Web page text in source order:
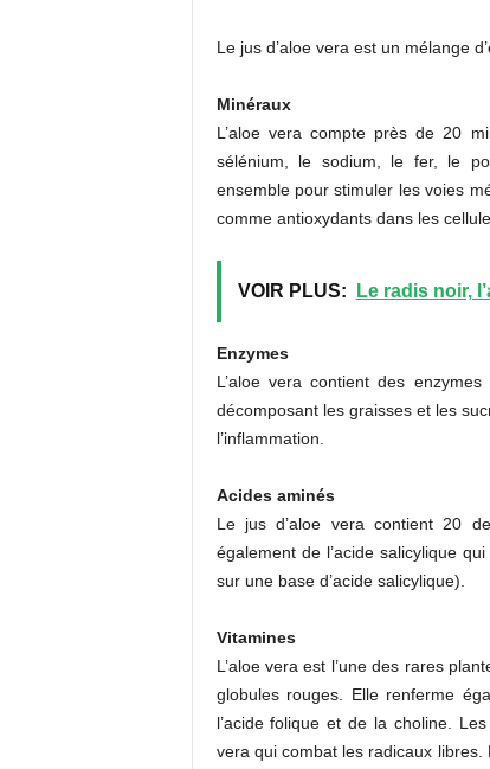
Le jus d’aloe vera est un mélange
Minéraux
L’aloe vera compte près de 20
sélénium, le sodium, le fer, le
ensemble pour stimuler les voies
comme antioxydants dans les
VOIR PLUS: Le radis noir,
Enzymes
L’aloe vera contient des
décomposant les graisses et les
l’inflammation.
Acides aminés
Le jus d’aloe vera contient 20
également de l’acide salicylique
sur une base d’acide salicylique).
Vitamines
L’aloe vera est l’une des rares
globules rouges. Elle renferme
l’acide folique et de la choline.
vera qui combat les radicaux